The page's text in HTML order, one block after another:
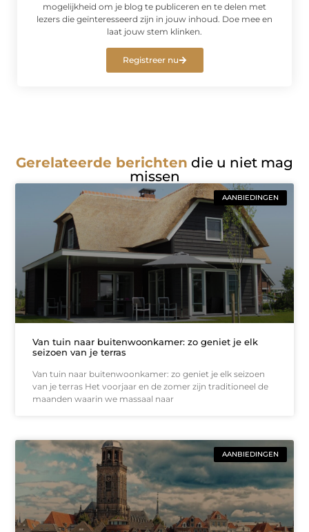
mogelijkheid om je blog te publiceren en te delen met
lezers die geïnteresseerd zijn in jouw inhoud. Doe mee en
laat jouw stem klinken.
Registreer nu
Gerelateerde berichten die u niet mag
missen
AANBIEDINGEN
Van tuin naar buitenwoonkamer: zo geniet je elk
seizoen van je terras
Van tuin naar buitenwoonkamer: zo geniet je elk seizoen
van je terras Het voorjaar en de zomer zijn traditioneel de
maanden waarin we massaal naar
AANBIEDINGEN